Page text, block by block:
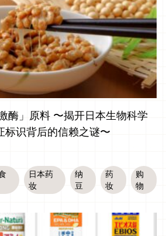
酶」原料 〜揭开日本生物科学
标识背后的信赖之谜〜
日本药
妆
纳
豆
药
妆
购
物